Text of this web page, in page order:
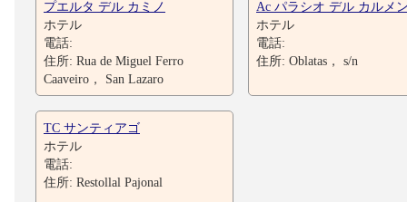
プエルタ デル カミノ
ホテル
電話:
住所: Rua de Miguel Ferro
Caaveiro， San Lazaro
Ac パラシオ デル カルメ
ホテル
電話:
住所: Oblatas， s/n
TC サンティアゴ
ホテル
電話:
住所: Restollal Pajonal